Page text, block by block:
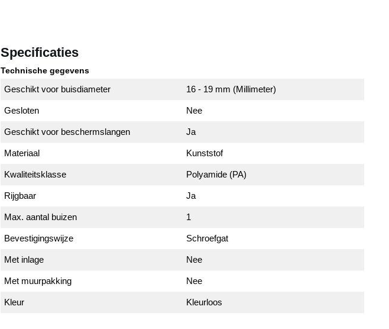
Specificaties
Technische gegevens
Geschikt voor buisdiameter 16 - 19 mm (Millimeter)
Gesloten Nee
Geschikt voor beschermslangen Ja
Materiaal Kunststof
Kwaliteitsklasse Polyamide (PA)
Rijgbaar Ja
Max. aantal buizen 1
Bevestigingswijze Schroefgat
Met inlage Nee
Met muurpakking Nee
Kleur Kleurloos